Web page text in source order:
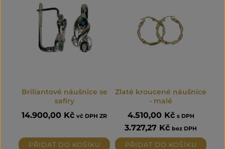
Briliantové náušnice se
safíry
14.900,00 Kč vč DPH ZR
PŘIDAT DO KOŠÍKU
Zlaté kroucené náušnice
- malé
4.510,00 Kč s DPH
3.727,27 Kč bez DPH
PŘIDAT DO KOŠÍKU